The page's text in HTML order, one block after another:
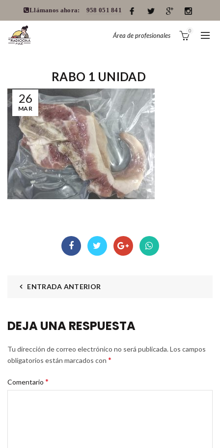
Llámanos ahora: 958 051 841
Área de profesionales
0
26
MAR
RABO 1 UNIDAD
ENTRADA ANTERIOR
DEJA UNA RESPUESTA
Tu dirección de correo electrónico no será publicada.Los campos
obligatorios están marcados con *
Comentario *